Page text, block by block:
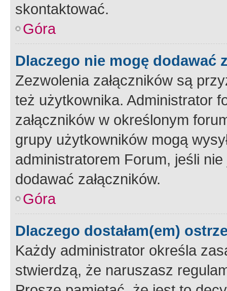
skontaktować.
Góra
Dlaczego nie mogę dodawać
Zezwolenia załączników są
też użytkownika. Administrator
załączników w określonym
grupy użytkowników mogą
administratorem Forum, jeśli
dodawać załączników.
Góra
Dlaczego dostałam(em)
Każdy administrator określa
stwierdzą, że naruszasz